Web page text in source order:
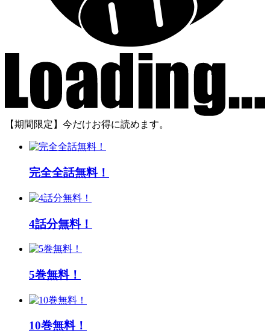
【期間限定】今だけお得に読めます。
完全全話無料！
4話分無料！
5巻無料！
10巻無料！